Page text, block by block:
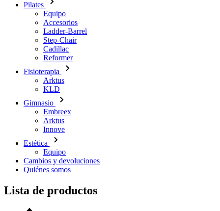
Pilates
Equipo
Accesorios
Ladder-Barrel
Step-Chair
Cadillac
Reformer
Fisioterapia
Arktus
KLD
Gimnasio
Embreex
Arktus
Innove
Estética
Equipo
Cambios y devoluciones
Quiénes somos
Lista de productos